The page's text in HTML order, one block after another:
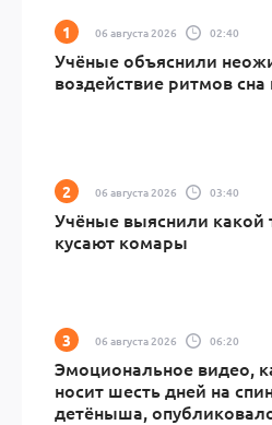
06 августа 2026 02:40
Учёные объяснили
воздействие ритмов сна
06 августа 2026 03:40
Учёные выяснили какой
кусают комары
06 августа 2026 06:20
Эмоциональное видео,
носит шесть дней на
детёныша,